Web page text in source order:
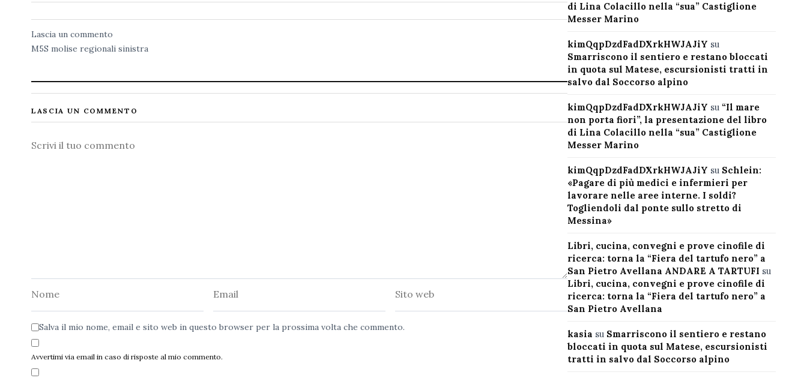
Lascia un commento
M5S molise regionali sinistra
LASCIA UN COMMENTO
Commento
Salva il mio nome, email e sito web in questo browser per la prossima volta che commento.
Avvertimi via email in caso di risposte al mio commento.
di Lina Colacillo nella “sua” Castiglione
Messer Marino
kimQqpDzdFadDXrkHWJAJiY su
Smarriscono il sentiero e restano bloccati
in quota sul Matese, escursionisti tratti in
salvo dal Soccorso alpino
kimQqpDzdFadDXrkHWJAJiY su “Il mare
non porta fiori”, la presentazione del libro
di Lina Colacillo nella “sua” Castiglione
Messer Marino
kimQqpDzdFadDXrkHWJAJiY su Schlein:
«Pagare di più medici e infermieri per
lavorare nelle aree interne. I soldi?
Togliendoli dal ponte sullo stretto di
Messina»
Libri, cucina, convegni e prove cinofile di
ricerca: torna la “Fiera del tartufo nero” a
San Pietro Avellana ANDARE A TARTUFI su
Libri, cucina, convegni e prove cinofile di
ricerca: torna la “Fiera del tartufo nero” a
San Pietro Avellana
kasia su Smarriscono il sentiero e restano
bloccati in quota sul Matese, escursionisti
tratti in salvo dal Soccorso alpino